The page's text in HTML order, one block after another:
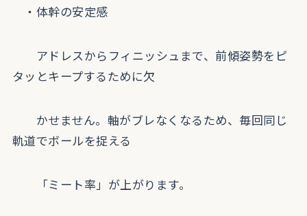
・体幹の安定感
アドレスからフィニッシュまで、前傾姿勢をピ
タッとキープするために欠
かせません。軸がブレなくなるため、毎回同じ
軌道でボールを捉える
「ミート率」が上がります。